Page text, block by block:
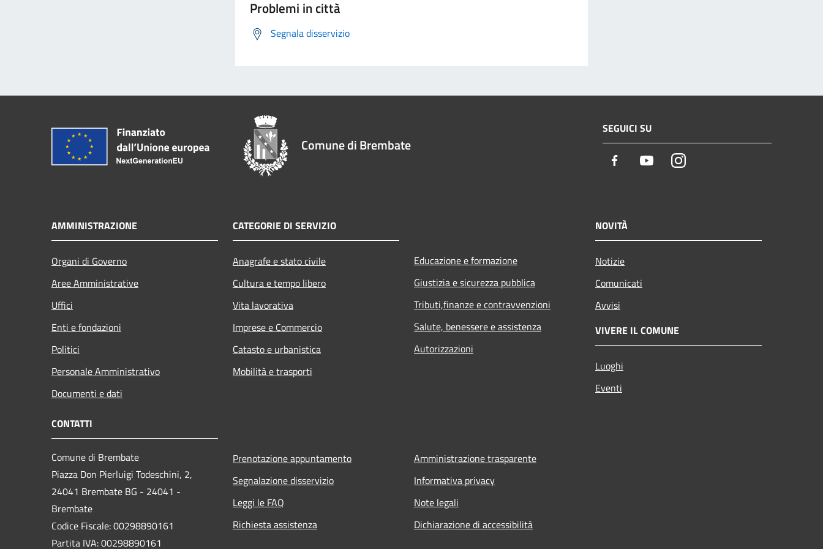
Problemi in città
Segnala disservizio
Comune di Brembate
SEGUICI SU
Facebook YoutubeInstagram
AMMINISTRAZIONE
Organi di Governo
Aree Amministrative
Uffici
Enti e fondazioni
Politici
Personale Amministrativo
Documenti e dati
CATEGORIE DI SERVIZIO
Anagrafe e stato civile
Cultura e tempo libero
Vita lavorativa
Imprese e Commercio
Catasto e urbanistica
Mobilità e trasporti
Educazione e formazione
Giustizia e sicurezza pubblica
Tributi,finanze e contravvenzioni
Salute, benessere e assistenza
Autorizzazioni
NOVITÀ
Notizie
Comunicati
Avvisi
VIVERE IL COMUNE
Luoghi
Eventi
CONTATTI
Comune di Brembate
Piazza Don Pierluigi Todeschini, 2,
24041 Brembate BG - 24041 -
Brembate
Codice Fiscale: 00298890161
Partita IVA: 00298890161
Prenotazione appuntamento
Segnalazione disservizio
Leggi le FAQ
Richiesta assistenza
Amministrazione trasparente
Informativa privacy
Note legali
Dichiarazione di accessibilità